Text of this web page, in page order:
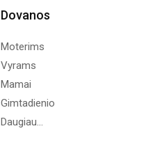
Dovanos
Moterims
Vyrams
Mamai
Gimtadienio
Daugiau...